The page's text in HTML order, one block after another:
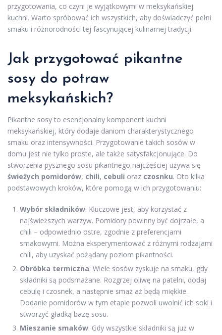
przygotowania, co czyni je wyjątkowymi w meksykańskiej
kuchni. Warto spróbować ich wszystkich, aby doświadczyć pełni
smaku i różnorodności tej fascynującej kulinarnej tradycji.
Jak przygotować pikantne
sosy do potraw
meksykańskich?
Pikantne sosy to esencjonalny komponent kuchni
meksykańskiej, który dodaje daniom charakterystycznego
smaku oraz intensywności. Przygotowanie takich sosów w
domu jest nie tylko proste, ale także satysfakcjonujące. Do
stworzenia pysznego sosu pikantnego najczęściej używa się
świeżych pomidorów, chili, cebuli oraz czosnku. Oto kilka
podstawowych kroków, które pomogą w ich przygotowaniu:
Wybór składników: Kluczowe jest, aby korzystać z
najświeższych warzyw. Pomidory powinny być dojrzałe, a
chili – odpowiednio ostre, zgodnie z preferencjami
smakowymi. Można eksperymentować z różnymi rodzajami
chili, aby uzyskać pożądany poziom pikantności.
Obróbka termiczna: Wiele sosów zyskuje na smaku, gdy
składniki są podsmażane. Rozgrzej oliwę na patelni, dodaj
cebulę i czosnek, a następnie smaż aż będą miękkie.
Dodanie pomidorów w tym etapie pozwoli uwolnić ich soki i
stworzyć gładką bazę sosu.
Mieszanie smaków: Gdy wszystkie składniki są już w